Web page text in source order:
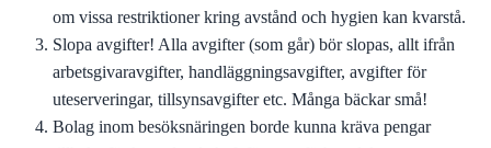
om vissa restriktioner kring avstånd och hygien kan kvarstå.
Slopa avgifter! Alla avgifter (som går) bör slopas, allt ifrån
arbetsgivaravgifter, handläggningsavgifter, avgifter för
uteserveringar, tillsynsavgifter etc. Många bäckar små!
Bolag inom besöksnäringen borde kunna kräva pengar